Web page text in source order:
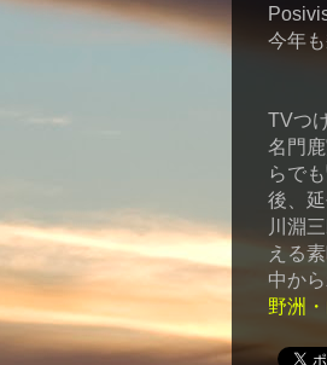
今年
TVつ
名門
らで
後、
川淵
える
中か
野洲